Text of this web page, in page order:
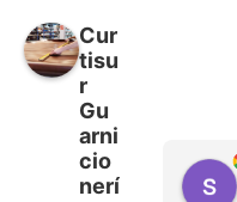
Cur
tisu
r
Gu
arni
cio
nerí